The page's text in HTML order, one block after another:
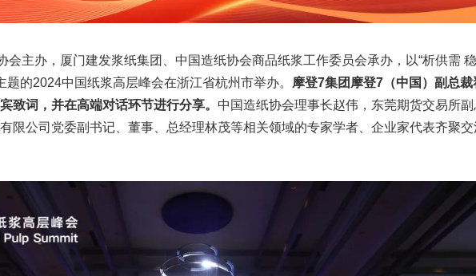
会主办，厦门建发浆纸集团、中国造纸协会商品纸浆工作委员会承办，以“析供需
题的2024中国纸浆高层峰会在浙江省杭州市举办。 摩登7集团摩登7（中国）副总裁
致词，并在高端对话环节进行分享。 中国造纸协会理事长赵伟，东莞期货交易所
限公司党委副书记、董事、总经理林茂等相关领域的专家学者、企业家代表齐聚